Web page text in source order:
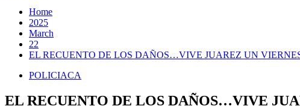
Home
2025
March
22
EL RECUENTO DE LOS DAÑOS…VIVE JUAREZ UN VIERNES
POLICIACA
EL RECUENTO DE LOS DAÑOS…VIVE